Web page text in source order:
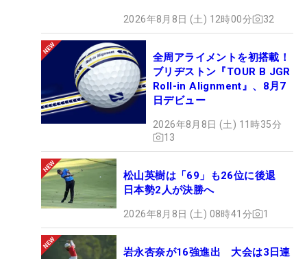
2026年8月8日 (土) 12時00分 32
全周アライメントを初搭載！
ブリヂストン『TOUR B JGR
Roll-in Alignment』、8月7
日デビュー
2026年8月8日 (土) 11時35分
13
松山英樹は「69」も26位に後退
日本勢2人が決勝へ
2026年8月8日 (土) 08時41分 1
岩永杏奈が16強進出 大会は3日連